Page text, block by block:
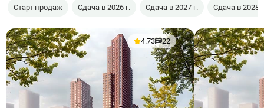
Старт продаж Сдача в 2026 г. Сдача в 2027 г. Сдача в 2028
4.73 22